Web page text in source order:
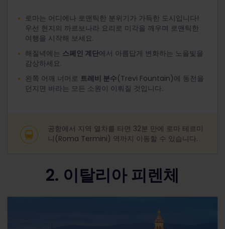
로마는 어디에나 로맨틱한 분위기가 가득한 도시입니다!
우선 현지의 까르보나라 요리로 미각을 깨우며 로맨틱한
여행을 시작해 보세요.
해질녁에는 스페인 계단에서 아름답게 변화하는 노을빛을
감상하세요.
왼쪽 어깨 너머로 트레비 분수(Trevi Fountain)에 동전을
던지면 바라는 모든 소원이 이뤄질 것입니다.
공항에서 지역 열차를 타면 32분 만에 로마 테르미
니(Roma Termini) 역까지 이동할 수 있습니다.
2. 이탈리아 피렌체